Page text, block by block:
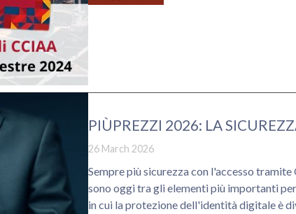
PIÙPREZZI 2026: LA
26 March 2026
Sempre più sicurezza con l'accesso tramite OTP La sicurezza informatica e la
sono oggi tra gli elementi più importanti
in cui la protezione dell'identità digitale è